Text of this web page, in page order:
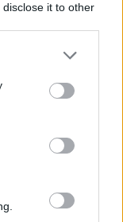
it to other
or more Google
You may click to
party tags to
in below Google